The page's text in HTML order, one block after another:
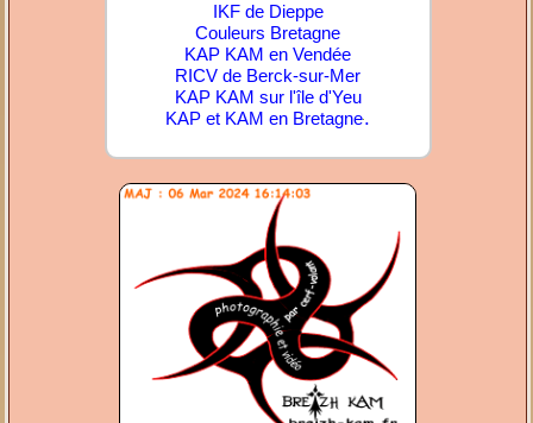
IKF de Dieppe
Couleurs Bretagne
KAP KAM en Vendée
RICV de Berck-sur-Mer
KAP KAM sur l'île d'Yeu
KAP et KAM en Bretagne.